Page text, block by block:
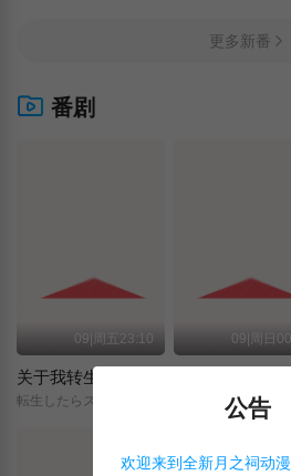
更多新番
番剧
09|周五23:10 09|周日
公告
欢迎来到全新月之祠动